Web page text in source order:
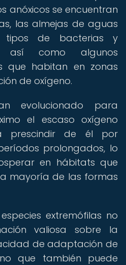
anóxicos se encuentran
las almejas de aguas
tipos de bacterias y
así como algunos
que habitan en zonas
de oxígeno.
evolucionado para
el escaso oxígeno
prescindir de él por
prolongados, lo
en hábitats que
mayoría de las formas
extremófilas no
valiosa sobre la
de adaptación de
que también puede